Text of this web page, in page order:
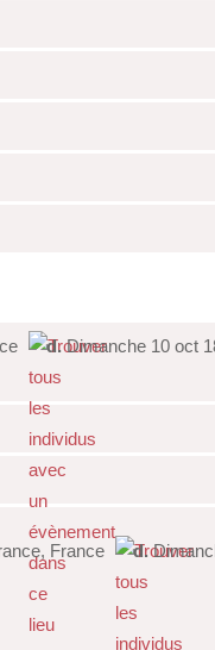
d.Dimanche 10 oct
France d.